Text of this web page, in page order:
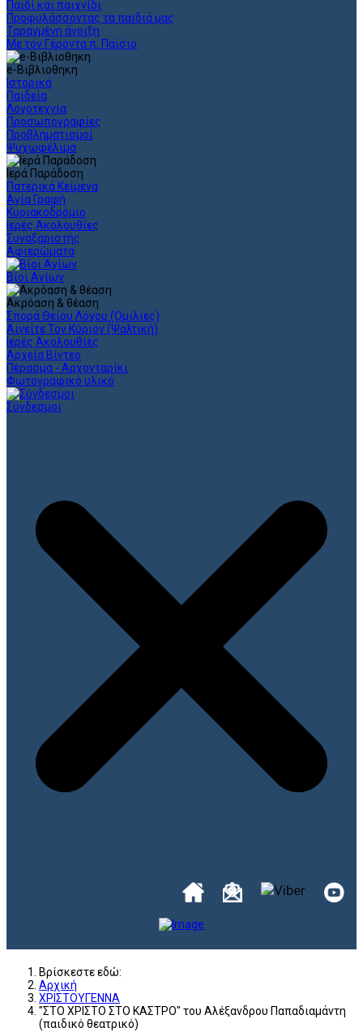
Παιδί και παιχνίδι
Προφυλάσσοντας τα παιδιά μας
Ταραγμένη άνοιξη
Με τον Γέροντα π. Παϊσιο
e-Βιβλιοθηκη
Ιστορικά
Παιδεία
Λογοτεχνία
Προσωπογραφίες
Προβληματισμοί
Ψυχωφέλιμα
Ιερά Παράδοση
Πατερικά Κείμενα
Αγία Γραφή
Κυριακοδρόμιο
Ιερές Ακολουθίες
Συναξαριστής
Αφιερώματα
Βίοι Αγίων
Ακρόαση & θέαση
Σπορά Θείου Λόγου (Ομιλίες)
Αινείτε Τον Κύριον (Ψαλτική)
Ιερές Ακολουθίες
Αρχεία Βίντεο
Πέρασμα - Αρχονταρίκι
Φωτογραφικό υλικό
Σύνδεσμοι
Βρίσκεστε εδώ:
Αρχική
ΧΡΙΣΤΟΥΓΕΝΝΑ
"ΣΤΟ ΧΡΙΣΤΟ ΣΤΟ ΚΑΣΤΡΟ" του Αλέξανδρου Παπαδιαμάντη
(παιδικό θεατρικό)